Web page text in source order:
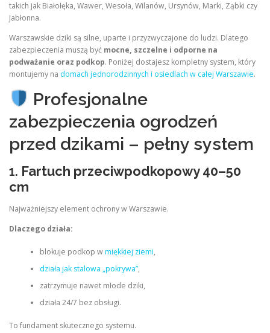
takich jak Białołęka, Wawer, Wesoła, Wilanów, Ursynów, Marki, Ząbki czy
Jabłonna.
Warszawskie dziki są silne, uparte i przyzwyczajone do ludzi. Dlatego
zabezpieczenia muszą być mocne, szczelne i odporne na
podważanie oraz podkop. Poniżej dostajesz kompletny system, który
montujemy na domach jednorodzinnych i osiedlach w całej Warszawie.
Profesjonalne
zabezpieczenia ogrodzeń
przed dzikami – pełny system
1. Fartuch przeciwpodkopowy 40–50
cm
Najważniejszy element ochrony w Warszawie.
Dlaczego działa:
blokuje podkop wmiękkiej ziemi,
działa jak stalowa „pokrywa”,
zatrzymuje nawet młode dziki,
działa 24/7 bez obsługi.
To fundament skutecznego systemu.